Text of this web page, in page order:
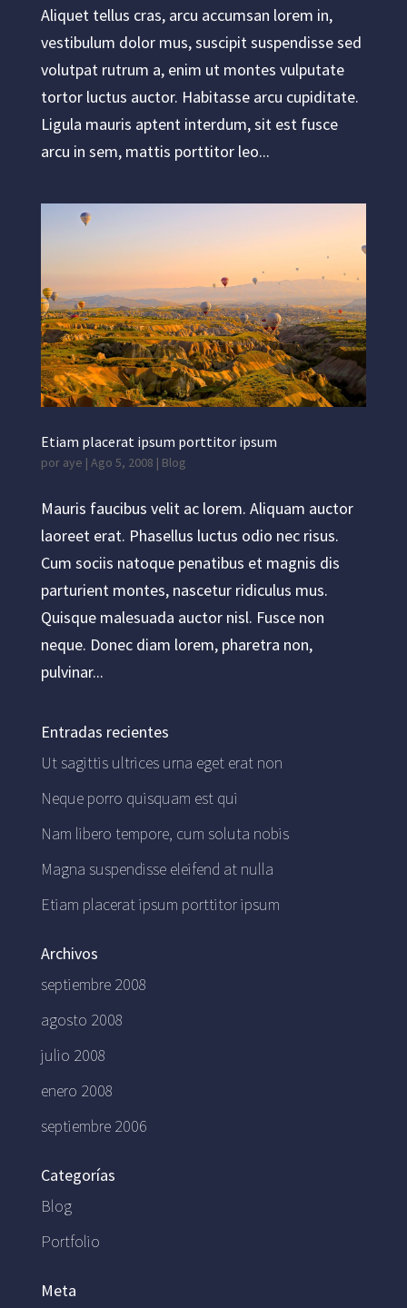
Aliquet tellus cras, arcu accumsan lorem in,
vestibulum dolor mus, suscipit suspendisse sed
volutpat rutrum a, enim ut montes vulputate
tortor luctus auctor. Habitasse arcu cupiditate.
Ligula mauris aptent interdum, sit est fusce
arcu in sem, mattis porttitor leo...
Etiam placerat ipsum porttitor ipsum
por aye | Ago 5, 2008 | Blog
Mauris faucibus velit ac lorem. Aliquam auctor
laoreet erat. Phasellus luctus odio nec risus.
Cum sociis natoque penatibus et magnis dis
parturient montes, nascetur ridiculus mus.
Quisque malesuada auctor nisl. Fusce non
neque. Donec diam lorem, pharetra non,
pulvinar...
Entradas recientes
Ut sagittis ultrices urna eget erat non
Neque porro quisquam est qui
Nam libero tempore, cum soluta nobis
Magna suspendisse eleifend at nulla
Etiam placerat ipsum porttitor ipsum
Archivos
septiembre 2008
agosto 2008
julio 2008
enero 2008
septiembre 2006
Categorías
Blog
Portfolio
Meta